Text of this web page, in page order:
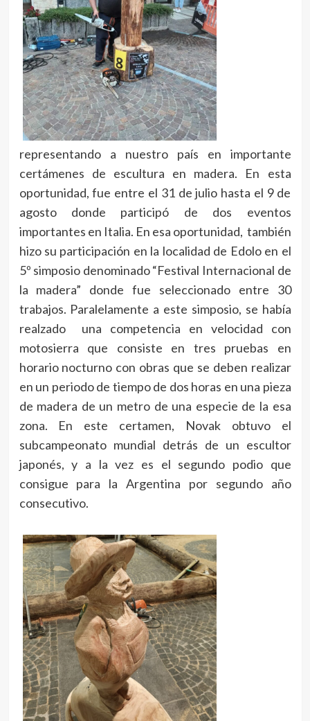
representando a nuestro país en importante
certámenes de escultura en madera. En esta
oportunidad, fue entre el 31 de julio hasta el 9 de
agosto donde participó de dos eventos
importantes en Italia. En esa oportunidad, también
hizo su participación en la localidad de Edolo en el
5º simposio denominado “Festival Internacional de
la madera” donde fue seleccionado entre 30
trabajos. Paralelamente a este simposio, se había
realzado una competencia en velocidad con
motosierra que consiste en tres pruebas en
horario nocturno con obras que se deben realizar
en un periodo de tiempo de dos horas en una pieza
de madera de un metro de una especie de la esa
zona. En este certamen, Novak obtuvo el
subcampeonato mundial detrás de un escultor
japonés, y a la vez es el segundo podio que
consigue para la Argentina por segundo año
consecutivo.